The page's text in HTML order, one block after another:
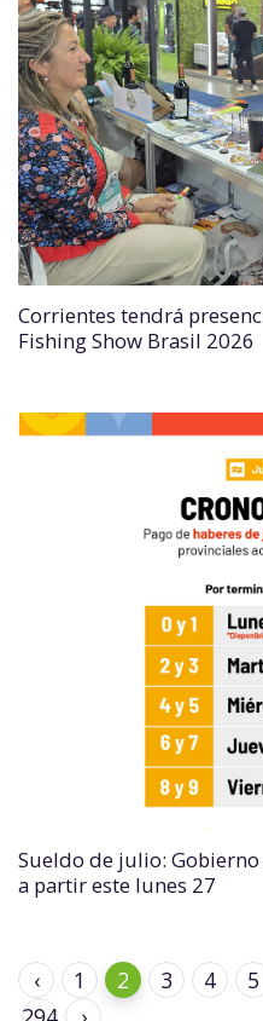
Corrientes tendrá
Fishing Show Brasil 2026
Sueldo de julio:
a partir este lunes 27
‹ 1 2 3 4 5